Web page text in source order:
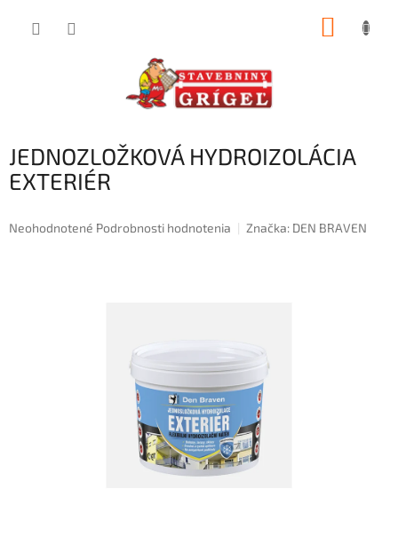
JEDNOZLOŽKOVÁ HYDROIZOLÁCIA
EXTERIÉR
Priemerné
Neohodnotené Podrobnosti hodnotenia Značka: DEN BRAVEN